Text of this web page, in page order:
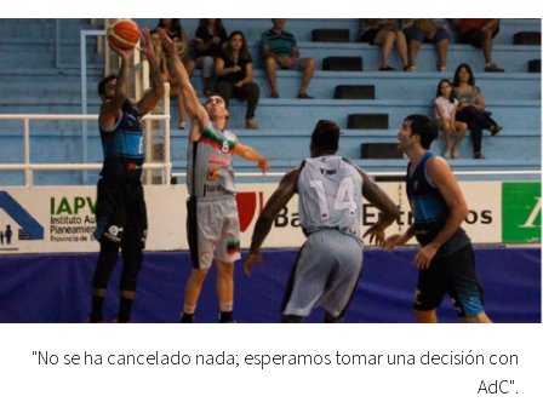
"No se ha cancelado nada; esperamos tomar una decisión con
AdC".